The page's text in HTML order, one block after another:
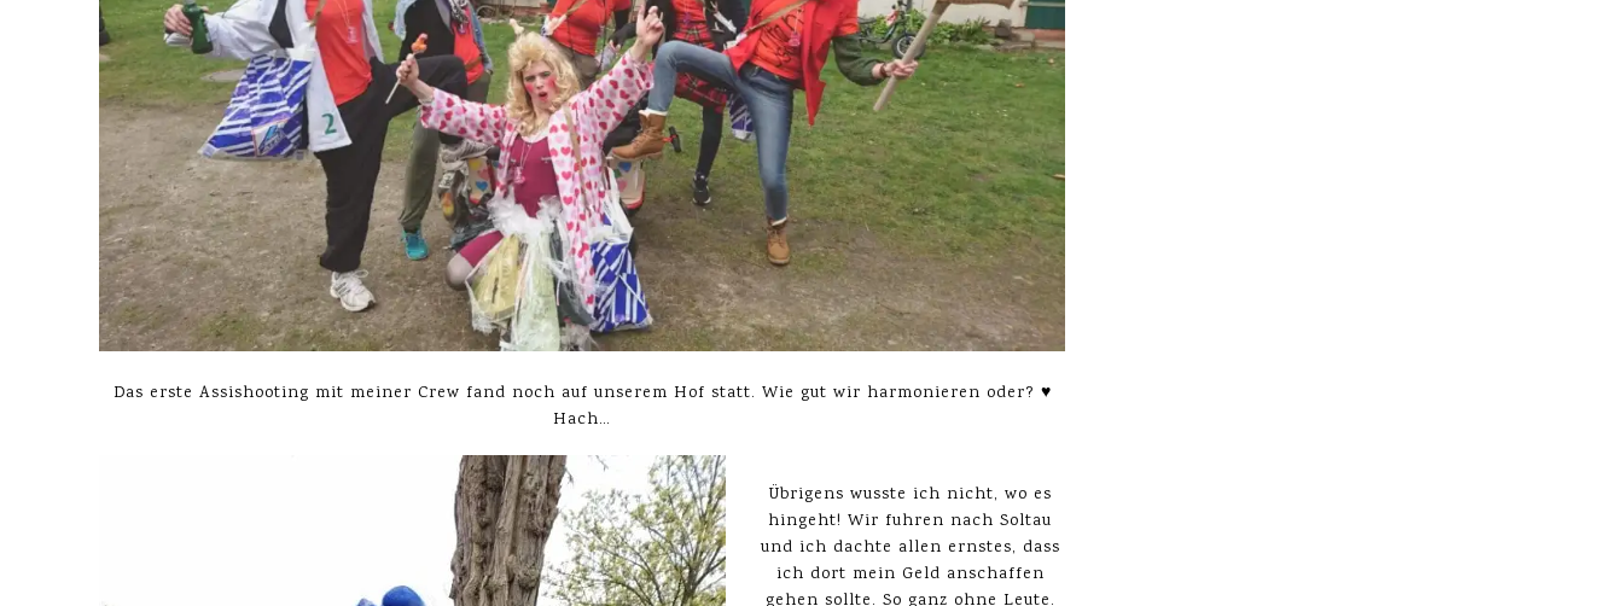
Das erste Assishooting mit meiner Crew fand noch auf unserem Hof statt. Wie gut wir harmonieren oder? ♥
Hach…
Übrigens wusste ich nicht, wo es
hingeht! Wir fuhren nach Soltau
und ich dachte allen ernstes, dass
ich dort mein Geld anschaffen